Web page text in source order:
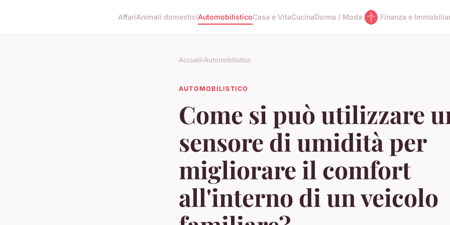
AffariAnimali domesticiAutomobilisticoCasa e VitaCucinaDonna / Moda Finanza e
Accueil›Automobilistico
AUTOMOBILISTICO
Come si può utilizzare
sensore di umidità per
migliorare il comfort
all'interno di un veicolo